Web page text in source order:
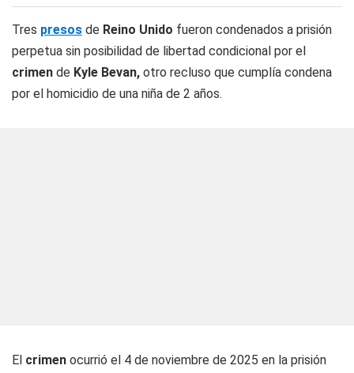
Tres presos de Reino Unido fueron condenados a prisión
perpetua sin posibilidad de libertad condicional por el
crimen de Kyle Bevan, otro recluso que cumplía condena
por el homicidio de una niña de 2 años.
El crimen ocurrió el 4 de noviembre de 2025 en la prisión